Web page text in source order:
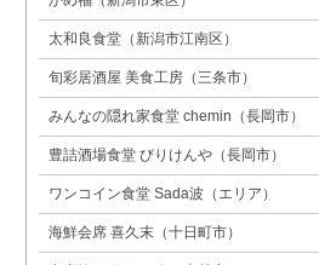
太和良食堂（新潟市江南区）
旬彩居酒屋 美食工房（三条市）
みんなの隠れ家食堂 chemin（長岡市）
豊詰酒場食堂 びりけんや（長岡市）
ワンコイン食堂 Sada波（エリア）
海鮮会席 喜久末（十日町市）